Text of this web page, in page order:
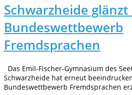
Schwarzheide
Bundeswettbewerb
Fremdsprachen
Das Emil-Fischer-Gymnasium des
Schwarzheide hat erneut
Bundeswettbewerb Fremdsprachen